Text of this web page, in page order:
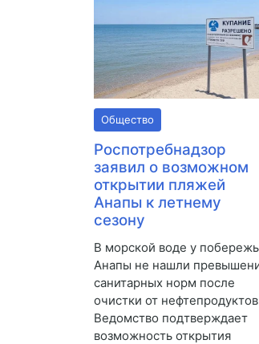
Общество
Роспотребнадзор
заявил о возможном
открытии пляжей
Анапы к летнему
сезону
В морской воде у
Анапы не нашли
санитарных норм после
очистки от
Ведомство подтверждает
возможность открытия